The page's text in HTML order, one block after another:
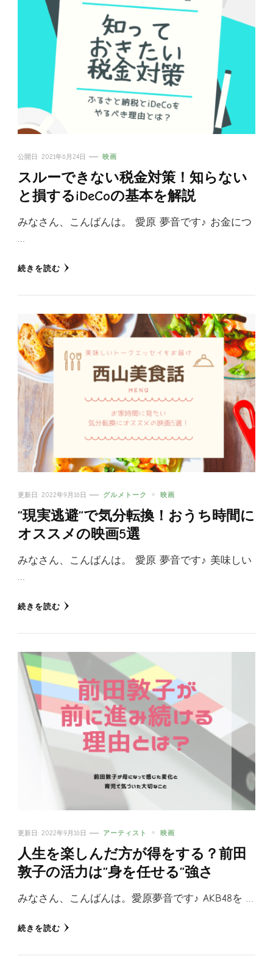
公開日: 2021年6月24日 映画
スルーできない税金対策！知らない
と損するiDeCoの基本を解説
みなさん、こんばんは。 愛原 夢音です♪ お金につ
続きを読む
更新日: 2022年9月16日 グルメトーク 映画
”現実逃避”で気分転換！おうち時間に
オススメの映画5選
みなさん、こんばんは。 愛原 夢音です♪ 美味しい
続きを読む
更新日: 2022年9月16日 アーティスト 映画
人生を楽しんだ方が得をする？前田
敦子の活力は”身を任せる”強さ
みなさん、こんばんは。愛原夢音です♪ AKB48を …
続きを読む